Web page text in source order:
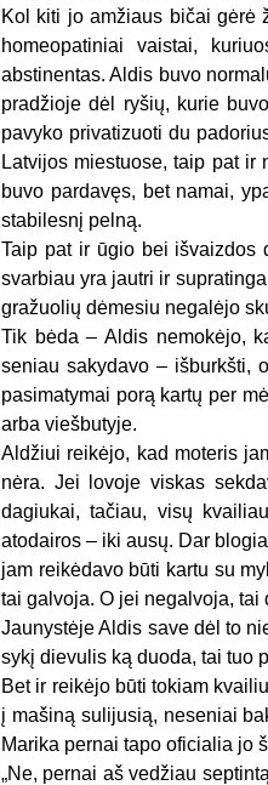
Kol kiti jo amžiaus bičai gėrė
homeopatiniai vaistai,
abstinentas. Aldis buvo
pradžioje dėl ryšių, kurie
pavyko privatizuoti du
Latvijos miestuose, taip pat
buvo pardavęs, bet namai,
stabilesnį pelną.
Taip pat ir ūgio bei išvaizdos
svarbiau yra jautri ir
gražuolių dėmesiu negalėjo
Tik bėda – Aldis nemokėjo,
seniau sakydavo – išburkšti,
pasimatymai porą kartų per
arba viešbutyje.
Aldžiui reikėjo, kad moteris
nėra. Jei lovoje viskas
dagiukai, tačiau, visų
atodairos – iki ausų. Dar
jam reikėdavo būti kartu su
tai galvoja. O jei negalvoja, tai
Jaunystėje Aldis save dėl to
sykį dievulis ką duoda, tai tuo
Bet ir reikėjo būti tokiam
į mašiną sulijusią, neseniai
Marika pernai tapo oficialia jo
„Ne, pernai aš vedžiau